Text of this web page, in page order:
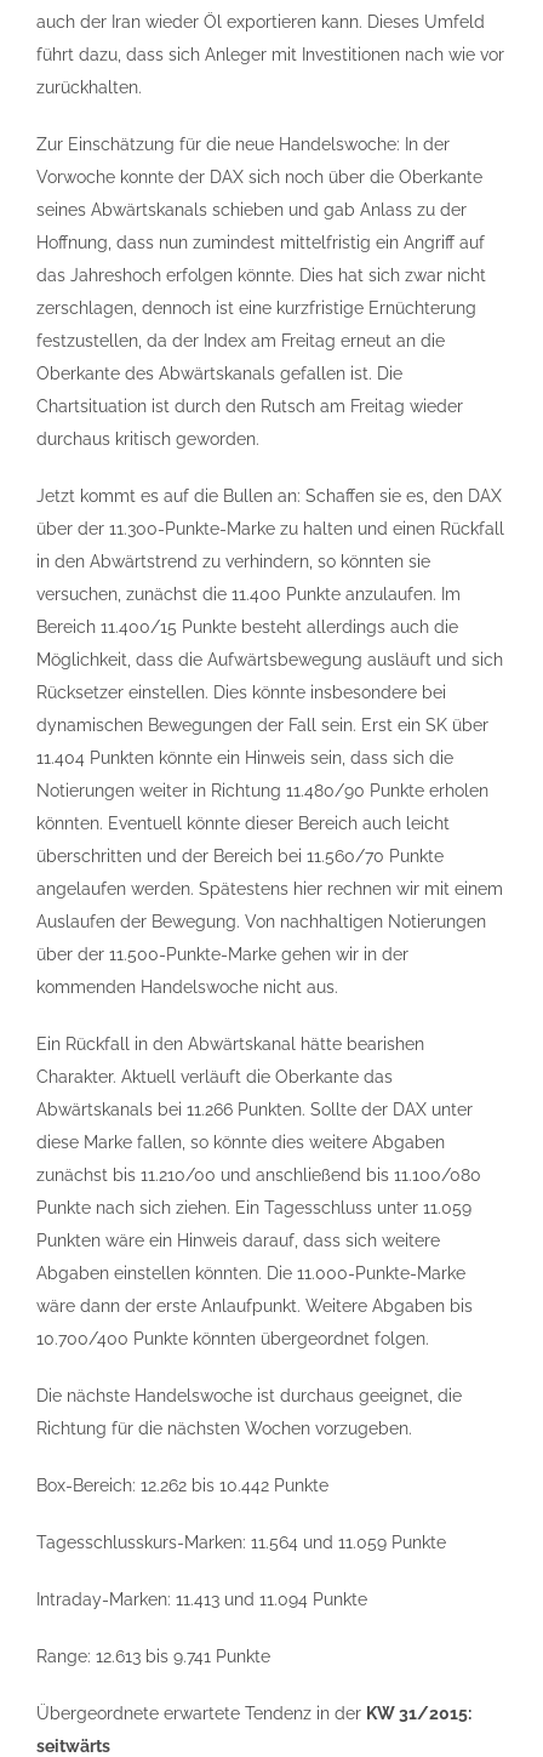
auch der Iran wieder Öl exportieren kann. Dieses Umfeld
führt dazu, dass sich Anleger mit Investitionen nach wie vor
zurückhalten.
Zur Einschätzung für die neue Handelswoche: In der
Vorwoche konnte der DAX sich noch über die Oberkante
seines Abwärtskanals schieben und gab Anlass zu der
Hoffnung, dass nun zumindest mittelfristig ein Angriff auf
das Jahreshoch erfolgen könnte. Dies hat sich zwar nicht
zerschlagen, dennoch ist eine kurzfristige Ernüchterung
festzustellen, da der Index am Freitag erneut an die
Oberkante des Abwärtskanals gefallen ist. Die
Chartsituation ist durch den Rutsch am Freitag wieder
durchaus kritisch geworden.
Jetzt kommt es auf die Bullen an: Schaffen sie es, den DAX
über der 11.300-Punkte-Marke zu halten und einen Rückfall
in den Abwärtstrend zu verhindern, so könnten sie
versuchen, zunächst die 11.400 Punkte anzulaufen. Im
Bereich 11.400/15 Punkte besteht allerdings auch die
Möglichkeit, dass die Aufwärtsbewegung ausläuft und sich
Rücksetzer einstellen. Dies könnte insbesondere bei
dynamischen Bewegungen der Fall sein. Erst ein SK über
11.404 Punkten könnte ein Hinweis sein, dass sich die
Notierungen weiter in Richtung 11.480/90 Punkte erholen
könnten. Eventuell könnte dieser Bereich auch leicht
überschritten und der Bereich bei 11.560/70 Punkte
angelaufen werden. Spätestens hier rechnen wir mit einem
Auslaufen der Bewegung. Von nachhaltigen Notierungen
über der 11.500-Punkte-Marke gehen wir in der
kommenden Handelswoche nicht aus.
Ein Rückfall in den Abwärtskanal hätte bearishen
Charakter. Aktuell verläuft die Oberkante das
Abwärtskanals bei 11.266 Punkten. Sollte der DAX unter
diese Marke fallen, so könnte dies weitere Abgaben
zunächst bis 11.210/00 und anschließend bis 11.100/080
Punkte nach sich ziehen. Ein Tagesschluss unter 11.059
Punkten wäre ein Hinweis darauf, dass sich weitere
Abgaben einstellen könnten. Die 11.000-Punkte-Marke
wäre dann der erste Anlaufpunkt. Weitere Abgaben bis
10.700/400 Punkte könnten übergeordnet folgen.
Die nächste Handelswoche ist durchaus geeignet, die
Richtung für die nächsten Wochen vorzugeben.
Box-Bereich: 12.262 bis 10.442 Punkte
Tagesschlusskurs-Marken: 11.564 und 11.059 Punkte
Intraday-Marken: 11.413 und 11.094 Punkte
Range: 12.613 bis 9.741 Punkte
Übergeordnete erwartete Tendenz in der KW 31/2015:
seitwärts